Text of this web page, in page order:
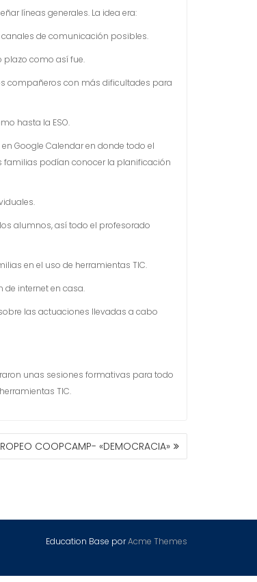
líneas generales. La idea era:
de comunicación posibles.
plazo como así fue.
compañeros con más dificultades para
hasta la ESO.
Google Calendar en donde todo el
familias podían conocer la planificación
alumnos, así todo el profesorado
en el uso de herramientas TIC.
de internet en casa.
las actuaciones llevadas a cabo
unas sesiones formativas para todo
TIC.
COOPCAMP- «DEMOCRACIA»
Education Base porAcme Themes